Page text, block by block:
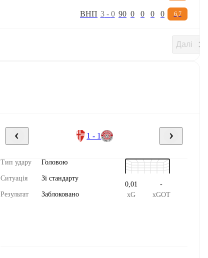
ВНП 3- 0 90 0 0 0 0 6,7
Далі
1 - 1
Тип удару Головою
Ситуація Зі стандарту
Результат Заблоковано
0,01
xG
-
xGOT